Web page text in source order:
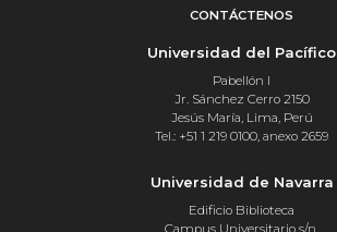
CONTÁCTENOS
Universidad del Pacífico
Pabellón I
Jr. Sánchez Cerro 2150
Jesús María, Lima, Perú
Tel.: +51 1 219 0100, anexo 2659
Universidad de Navarra
Edificio Biblioteca
Campus Universitario s/n,